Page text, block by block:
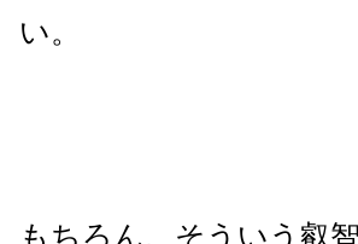
い。
もちろん、そういう叡